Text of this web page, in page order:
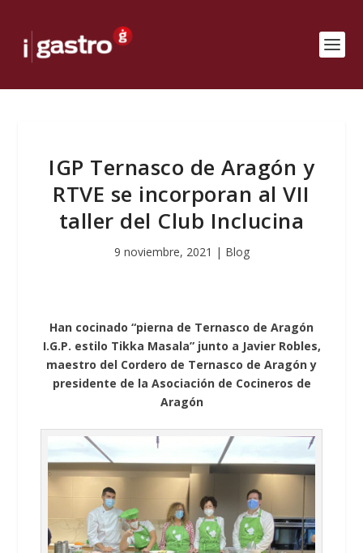
IGP Ternasco de Aragón y
RTVE se incorporan al VII
taller del Club Inclucina
9 noviembre, 2021 | Blog
Han cocinado “pierna de Ternasco de Aragón
I.G.P. estilo Tikka Masala” junto a Javier Robles,
maestro del Cordero de Ternasco de Aragón y
presidente de la Asociación de Cocineros de
Aragón